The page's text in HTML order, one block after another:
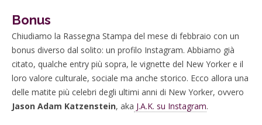
Bonus
Chiudiamo la Rassegna Stampa del mese di febbraio con un
bonus diverso dal solito: un profilo Instagram. Abbiamo già
citato, qualche entry più sopra, le vignette del New Yorker e il
loro valore culturale, sociale ma anche storico. Ecco allora una
delle matite più celebri degli ultimi anni di New Yorker, ovvero
Jason Adam Katzenstein, aka J.A.K. su Instagram.